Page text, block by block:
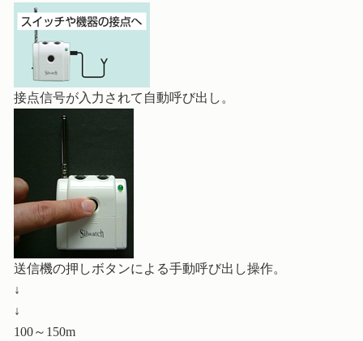
接点信号が入力されて自動呼び出し。
送信機の押しボタンによる手動呼び出し操作。
↓
↓
100～150m